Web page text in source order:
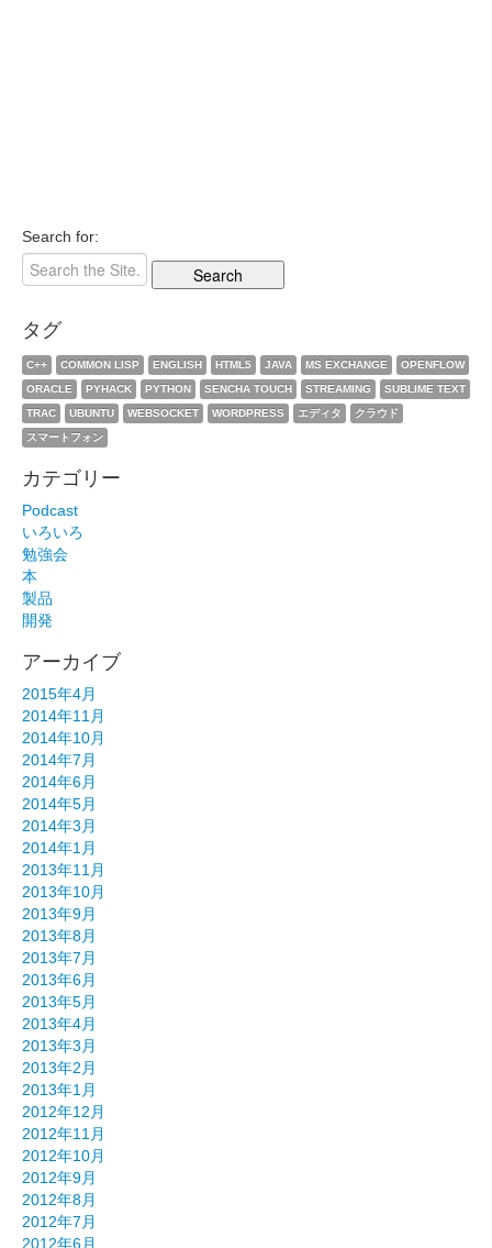
Search for:
タグ
C++ COMMON LISP ENGLISH HTML5 JAVA MS EXCHANGE
OPENFLOW
ORACLE
PYHACK PYTHON SENCHA TOUCH STREAMING
SUBLIME TEXT
TRAC
UBUNTU WEBSOCKET WORDPRESS エディタ
クラウド
スマートフォン
カテゴリー
Podcast
いろいろ
勉強会
本
製品
開発
アーカイブ
2015年4月
2014年11月
2014年10月
2014年7月
2014年6月
2014年5月
2014年3月
2014年1月
2013年11月
2013年10月
2013年9月
2013年8月
2013年7月
2013年6月
2013年5月
2013年4月
2013年3月
2013年2月
2013年1月
2012年12月
2012年11月
2012年10月
2012年9月
2012年8月
2012年7月
2012年6月